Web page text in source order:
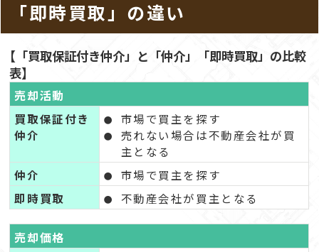
「即時買取」の違い
【「買取保証付き仲介」と「仲介」「即時買取」の比較
表】
売却活動
買取保証付き
仲介
市場で買主を探す
売れない場合は不動産会社が買
主となる
仲介
市場で買主を探す
即時買取
不動産会社が買主となる
売却価格